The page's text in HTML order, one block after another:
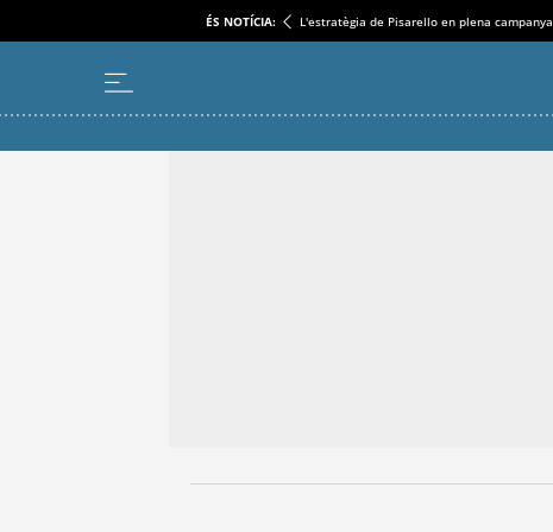
ÉS NOTÍCIA: L'estratègia de Pisarello en plena campanya